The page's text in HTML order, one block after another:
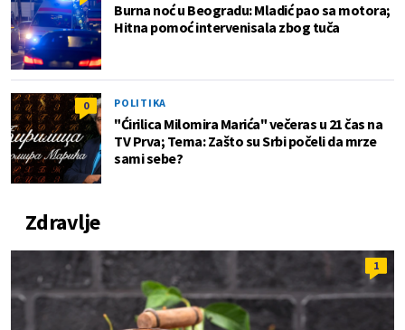
Burna noć u Beogradu: Mladić pao sa motora;
Hitna pomoć intervenisala zbog tuča
0 POLITIKA
"Ćirilica Milomira Marića" večeras u 21 čas na
TV Prva; Tema: Zašto su Srbi počeli da mrze
sami sebe?
Zdravlje
1